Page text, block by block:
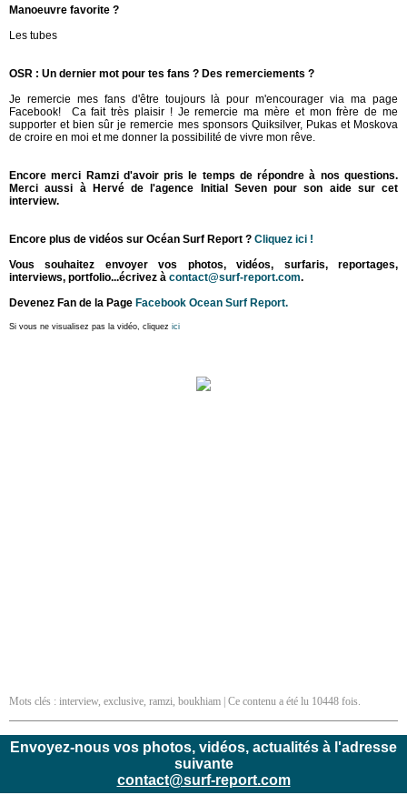
Manoeuvre favorite ?
Les tubes
OSR : Un dernier mot pour tes fans ? Des remerciements ?
Je remercie mes fans d'être toujours là pour m'encourager via ma page
Facebook! Ca fait très plaisir ! Je remercie ma mère et mon frère de me
supporter et bien sûr je remercie mes sponsors Quiksilver, Pukas et Moskova
de croire en moi et me donner la possibilité de vivre mon rêve.
Encore merci Ramzi d'avoir pris le temps de répondre à nos questions.
Merci aussi à Hervé de l'agence Initial Seven pour son aide sur cet
interview.
Encore plus de vidéos sur Océan Surf Report ? Cliquez ici !
Vous souhaitez envoyer vos photos, vidéos, surfaris, reportages,
interviews, portfolio...écrivez à contact@surf-report.com.
Devenez Fan de la Page Facebook Ocean Surf Report.
Si vous ne visualisez pas la vidéo, cliquez ici
Mots clés : interview, exclusive, ramzi, boukhiam | Ce contenu a été lu 10448 fois.
Envoyez-nous vos photos, vidéos, actualités à l'adresse
suivante
contact@surf-report.com